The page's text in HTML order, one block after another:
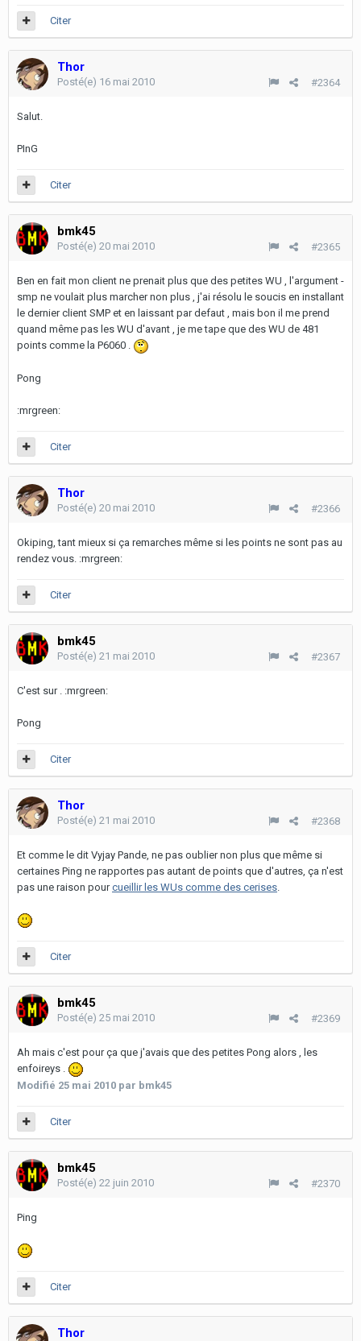
Citer
Thor
#2364
Posté(e) 16 mai 2010
Salut.
PInG
Citer
bmk45
#2365
Posté(e) 20 mai 2010
Ben en fait mon client ne prenait plus que des petites WU , l'argument -
smp ne voulait plus marcher non plus , j'ai résolu le soucis en installant
le dernier client SMP et en laissant par defaut , mais bon il me prend
quand même pas les WU d'avant , je me tape que des WU de 481
points comme la P6060 .
Pong
:mrgreen:
Citer
Thor
#2366
Posté(e) 20 mai 2010
Okiping, tant mieux si ça remarches même si les points ne sont pas au
rendez vous. :mrgreen:
Citer
bmk45
#2367
Posté(e) 21 mai 2010
C'est sur . :mrgreen:
Pong
Citer
Thor
#2368
Posté(e) 21 mai 2010
Et comme le dit Vyjay Pande, ne pas oublier non plus que même si
certaines Ping ne rapportes pas autant de points que d'autres, ça n'est
pas une raison pourcueillir les WUs comme des cerises.
Citer
bmk45
#2369
Posté(e) 25 mai 2010
Ah mais c'est pour ça que j'avais que des petites Pong alors , les
enfoireys .
Modifié 25 mai 2010 par bmk45
Citer
bmk45
#2370
Posté(e) 22 juin 2010
Ping
Citer
Thor